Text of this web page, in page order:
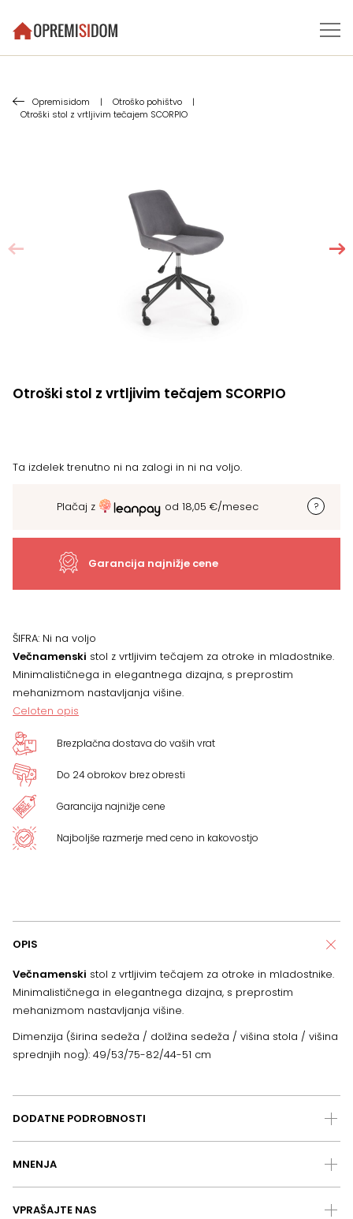
Opremisidom | Otroško pohištvo
|
Otroški stol z vrtljivim tečajem SCORPIO
Otroški stol z vrtljivim tečajem SCORPIO
Ta izdelek trenutno ni na zalogi in ni na voljo.
Plačaj z od 18,05 €/mesec
Garancija najnižje cene
ŠIFRA: Ni na voljo
Večnamenski stol z vrtljivim tečajem za otroke in mladostnike.
Minimalističnega in elegantnega dizajna, s preprostim
mehanizmom nastavljanja višine.
Celoten opis
Brezplačna dostava do vaših vrat
Do 24 obrokov brez obresti
Garancija najnižje cene
Najboljše razmerje med ceno in kakovostjo
OPIS
Večnamenski stol z vrtljivim tečajem za otroke in mladostnike.
Minimalističnega in elegantnega dizajna, s preprostim
mehanizmom nastavljanja višine.
Dimenzija (širina sedeža / dolžina sedeža / višina stola / višina
sprednjih nog): 49/53/75-82/44-51 cm
DODATNE PODROBNOSTI
MNENJA
VPRAŠAJTE NAS